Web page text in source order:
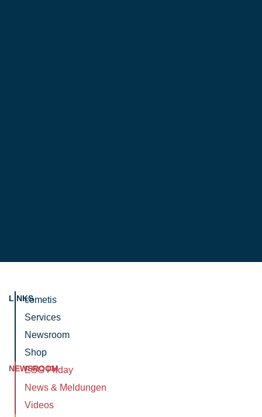
LINKScometis
Services
Newsroom
Shop
NEWSROOM
ESG Friday
News & Meldungen
Videos